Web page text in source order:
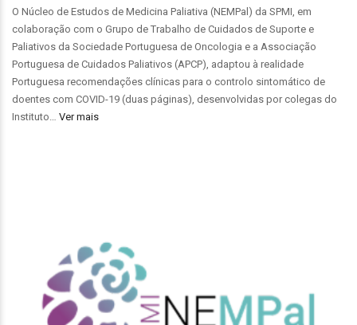
O Núcleo de Estudos de Medicina Paliativa (NEMPal) da SPMI, em
colaboração com o Grupo de Trabalho de Cuidados de Suporte e
Paliativos da Sociedade Portuguesa de Oncologia e a Associação
Portuguesa de Cuidados Paliativos (APCP), adaptou à realidade
Portuguesa recomendações clínicas para o controlo sintomático de
doentes com COVID-19 (duas páginas), desenvolvidas por colegas do
Instituto… Ver mais